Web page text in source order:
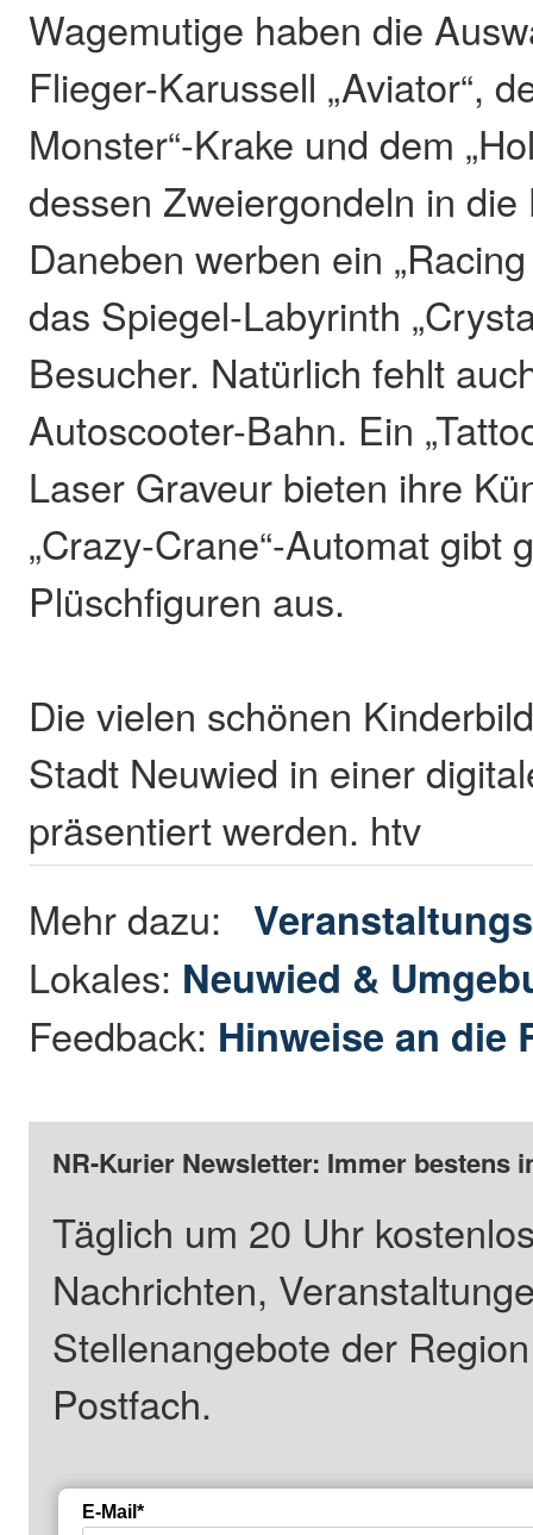
Wagemutige haben die
Flieger-Karussell „Aviator“,
Monster“-Krake und dem
dessen Zweiergondeln in
Daneben werben ein
das Spiegel-Labyrinth
Besucher. Natürlich fehlt
Autoscooter-Bahn. Ein
Laser Graveur bieten ihre
„Crazy-Crane“-Automat gibt
Plüschfiguren aus.
Die vielen schönen
Stadt Neuwied in einer
präsentiert werden. htv
Mehr dazu:
Lokales: Neuwied &
Feedback: Hinweise an die
NR-Kurier Newsletter: Immer bestens
Täglich um 20 Uhr
Nachrichten,
Stellenangebote der
Postfach.
E-Mail*